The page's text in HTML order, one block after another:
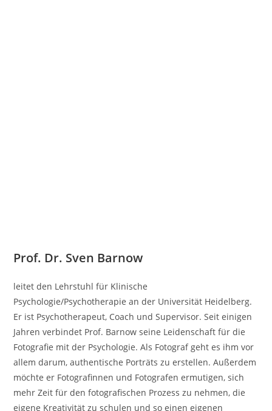
Prof. Dr. Sven Barnow
leitet den Lehrstuhl für Klinische
Psychologie/Psychotherapie an der Universität Heidelberg.
Er ist Psychotherapeut, Coach und Supervisor. Seit einigen
Jahren verbindet Prof. Barnow seine Leidenschaft für die
Fotografie mit der Psychologie. Als Fotograf geht es ihm vor
allem darum, authentische Porträts zu erstellen. Außerdem
möchte er Fotografinnen und Fotografen ermutigen, sich
mehr Zeit für den fotografischen Prozess zu nehmen, die
eigene Kreativität zu schulen und so einen eigenen